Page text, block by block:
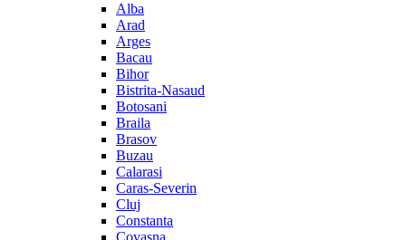
Alba
Arad
Arges
Bacau
Bihor
Bistrita-Nasaud
Botosani
Braila
Brasov
Buzau
Calarasi
Caras-Severin
Cluj
Constanta
Covasna